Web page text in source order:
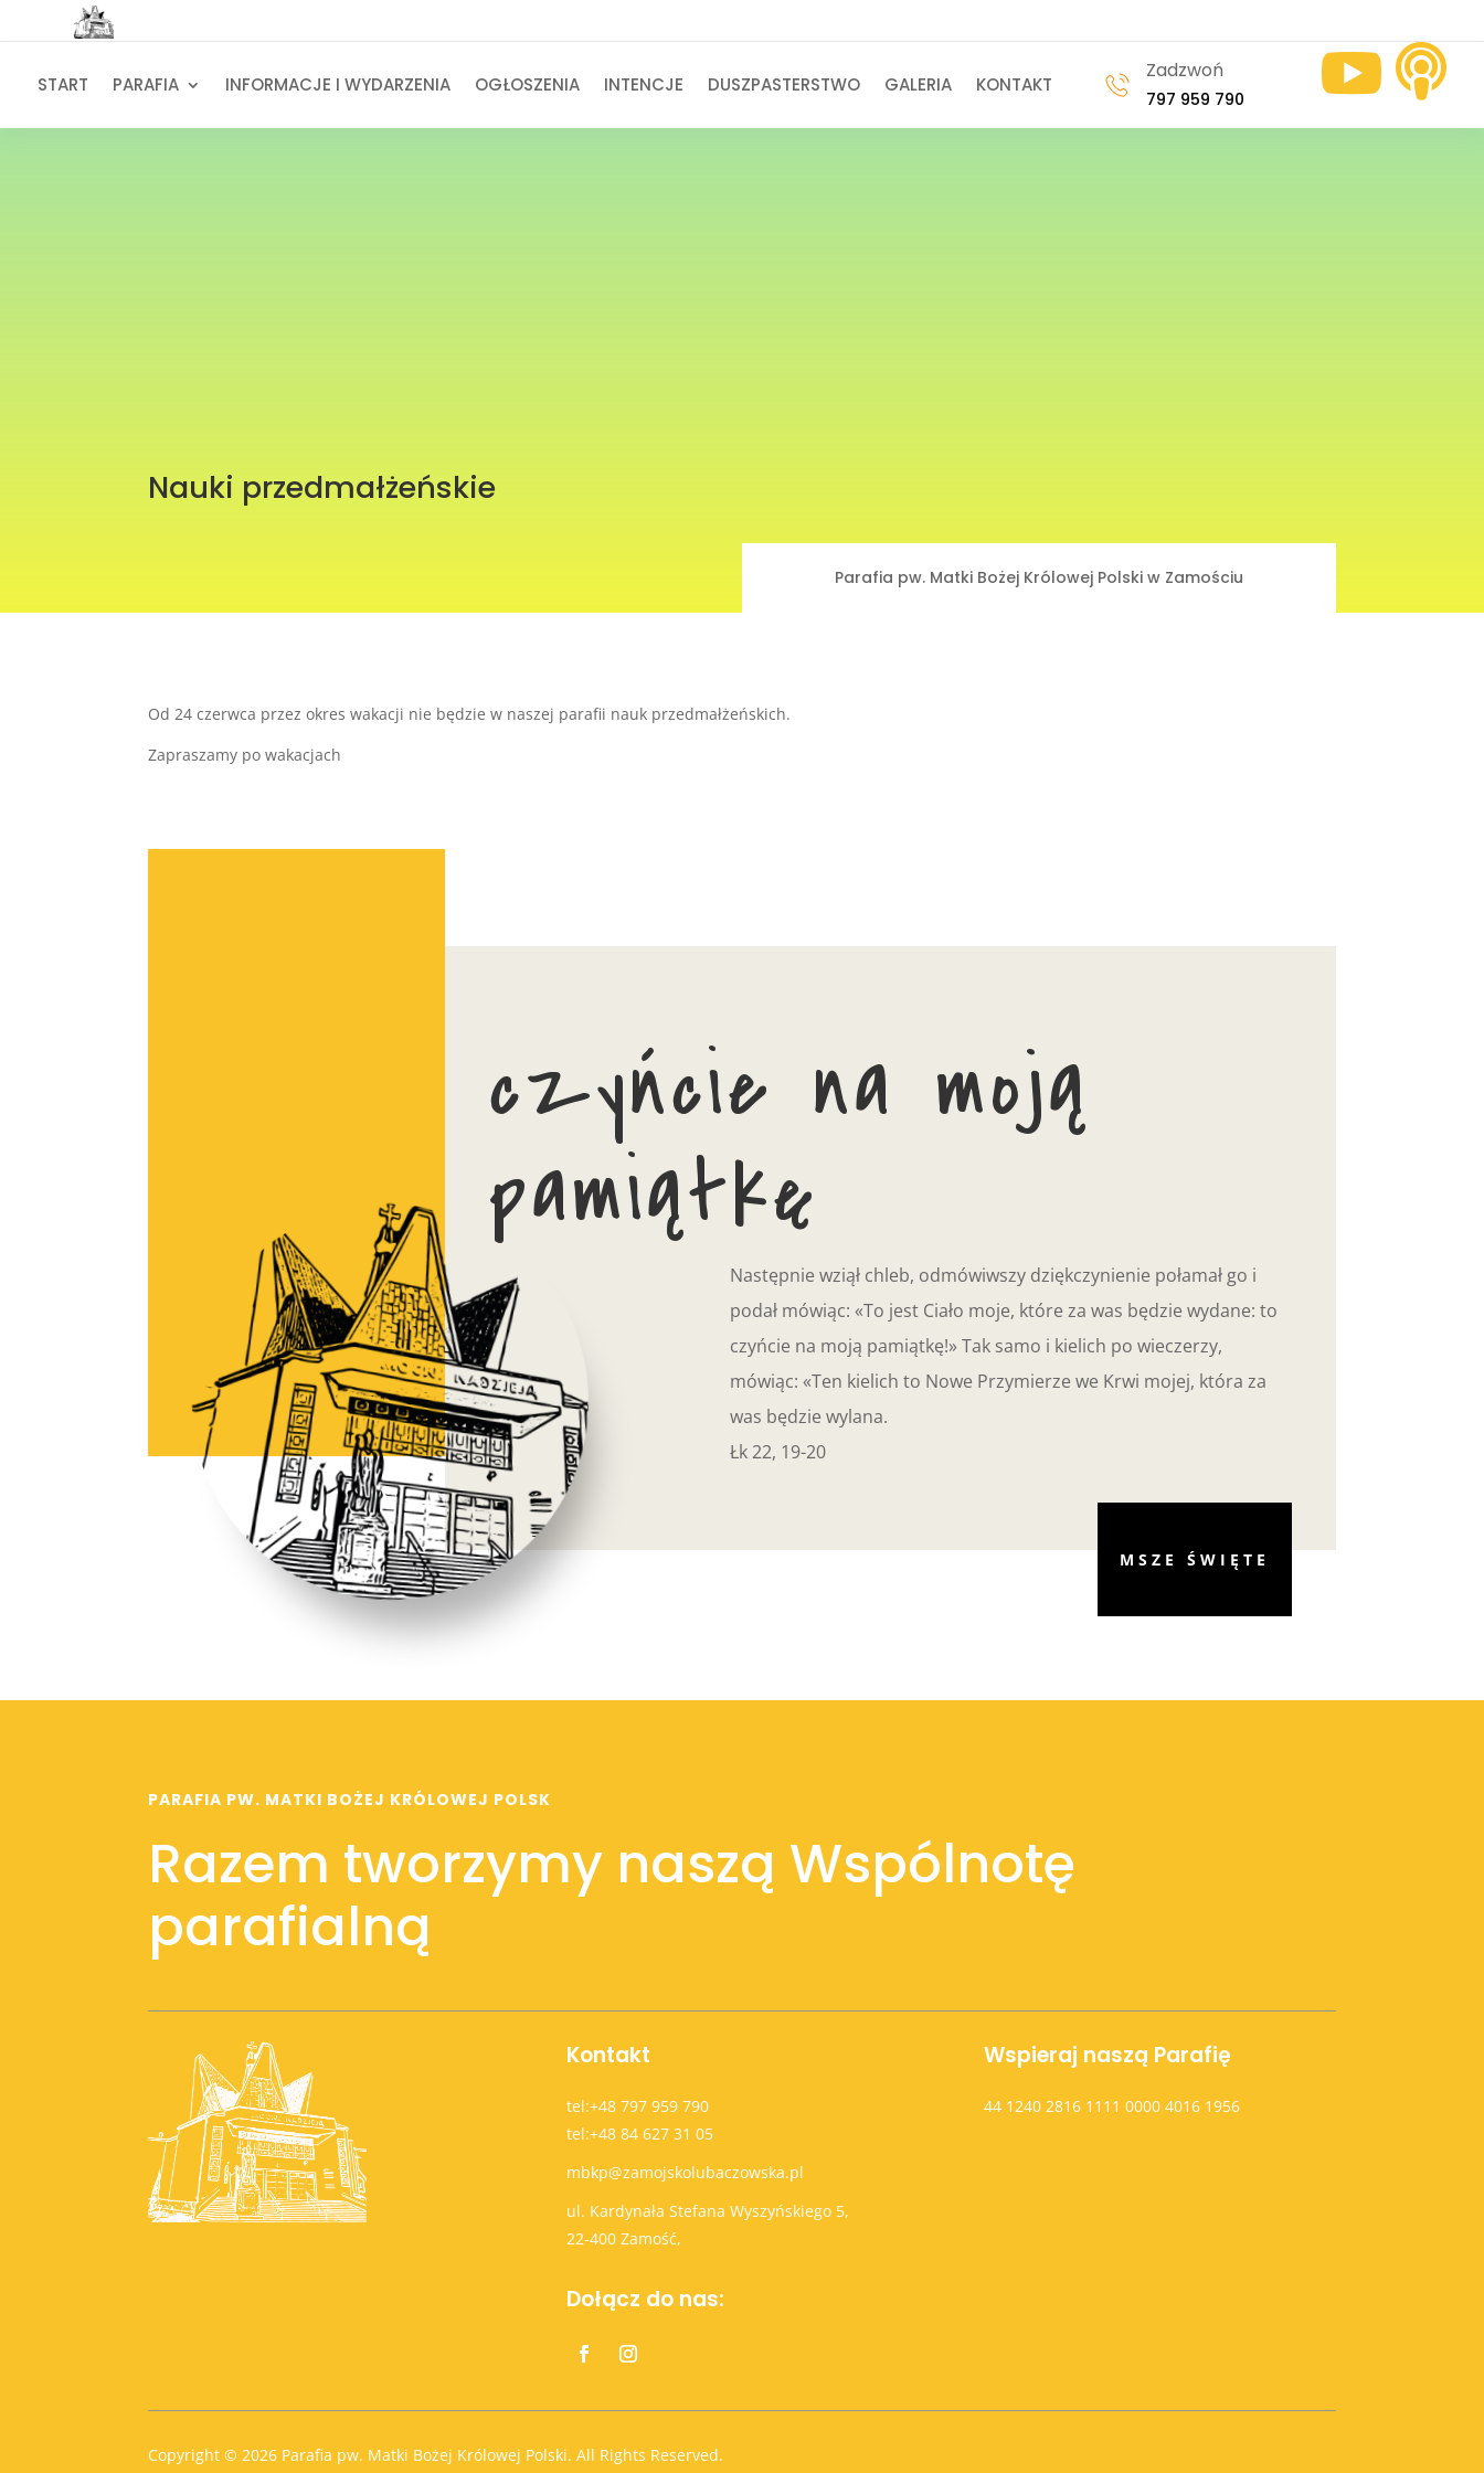
START PARAFIA INFORMACJE I WYDARZENIA OGŁOSZENIA INTENCJE DUSZPASTERSTWO GALERIA KONTAKT
Zadzwoń
797 959 790  
Nauki przedmałżeńskie
Parafia pw. Matki Bożej Królowej Polski w Zamościu
Od 24 czerwca przez okres wakacji nie będzie w naszej parafii nauk przedmałżeńskich.
Zapraszamy po wakacjach
czyńcie na moją
pamiątkę
Następnie wziął chleb, odmówiwszy dziękczynienie połamał go i
podał mówiąc: «To jest Ciało moje, które za was będzie wydane: to
czyńcie na moją pamiątkę!» Tak samo i kielich po wieczerzy,
mówiąc: «Ten kielich to Nowe Przymierze we Krwi mojej, która za
was będzie wylana.
Łk 22, 19-20
MSZE ŚWIĘTE
PARAFIA PW. MATKI BOŻEJ KRÓLOWEJ POLSK
Razem tworzymy naszą Wspólnotę
parafialną
Kontakt
tel:+48 797 959 790
tel:+48 84 627 31 05
mbkp@zamojskolubaczowska.pl
ul. Kardynała Stefana Wyszyńskiego 5,
22-400 Zamość,
Dołącz do nas:
Wspieraj naszą Parafię
44 1240 2816 1111 0000 4016 1956
Copyright © 2026 Parafia pw. Matki Bożej Królowej Polski. All Rights Reserved.